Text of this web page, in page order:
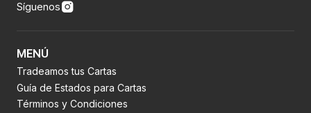
Síguenos
MENÚ
Tradeamos tus Cartas
Guía de Estados para Cartas
Términos y Condiciones